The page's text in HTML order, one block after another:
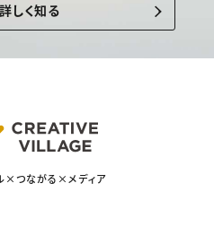
しく知る
×つながる×メディア